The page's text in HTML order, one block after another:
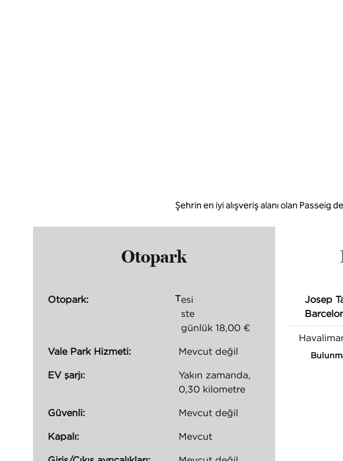
Şehrin en iyi alışveriş alanı olan Passeig
Otopark
Otopark: Tesi
ste
günlük 18,00 €
Vale Park Hizmeti:
Mevcut değil
EV şarjı:
Yakın zamanda,
0,30 kilometre
Güvenli:
Mevcut değil
Kapalı:
Mevcut
Josep